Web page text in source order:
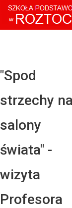
"Spod
strzechy na
salony
świata" -
wizyta
Profesora